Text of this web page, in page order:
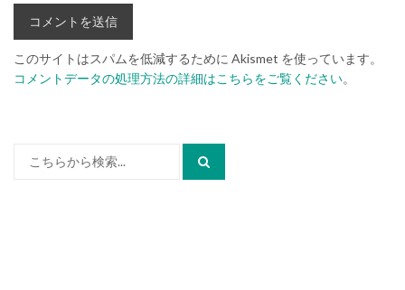
このサイトはスパムを低減するために Akismet を使っています。
コメントデータの処理方法の詳細はこちらをご覧ください。